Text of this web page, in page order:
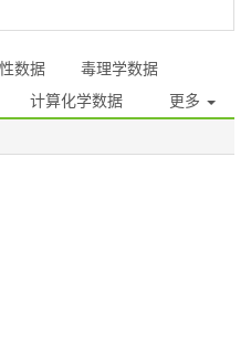
数据
毒理学数据
计算化学数据 更多